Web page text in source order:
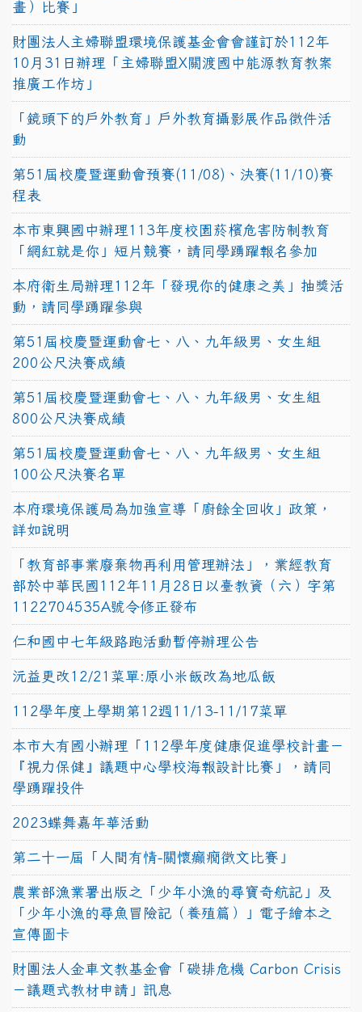
畫）比賽」
財團法人主婦聯盟環境保護基金會會謹訂於112年
10月31日辦理「主婦聯盟X關渡國中能源教育教案
推廣工作坊」
「鏡頭下的戶外教育」戶外教育攝影展作品徵件活
動
第51屆校慶暨運動會預賽(11/08)、決賽(11/10)賽
程表
本市東興國中辦理113年度校園菸檳危害防制教育
「網紅就是你」短片競賽，請同學踴躍報名參加
本府衛生局辦理112年「發現你的健康之美」抽獎活
動，請同學踴躍參與
第51屆校慶暨運動會七、八、九年級男、女生組
200公尺決賽成績
第51屆校慶暨運動會七、八、九年級男、女生組
800公尺決賽成績
第51屆校慶暨運動會七、八、九年級男、女生組
100公尺決賽名單
本府環境保護局為加強宣導「廚餘全回收」政策，
詳如說明
「教育部事業廢棄物再利用管理辦法」，業經教育
部於中華民國112年11月28日以臺教資（六）字第
1122704535A號令修正發布
仁和國中七年級路跑活動暫停辦理公告
沅益更改12/21菜單:原小米飯改為地瓜飯
112學年度上學期第12週11/13-11/17菜單
本市大有國小辦理「112學年度健康促進學校計畫－
『視力保健』議題中心學校海報設計比賽」，請同
學踴躍投件
2023蝶舞嘉年華活動
第二十一屆「人間有情-關懷癲癇徵文比賽」
農業部漁業署出版之「少年小漁的尋寶奇航記」及
「少年小漁的尋魚冒險記（養殖篇）」電子繪本之
宣傳圖卡
財團法人金車文教基金會「碳排危機 Carbon Crisis
－議題式教材申請」訊息